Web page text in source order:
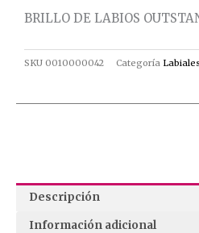
BRILLO DE LABIOS
SKU 0010000042 Categoría
Descripción
Información adicional